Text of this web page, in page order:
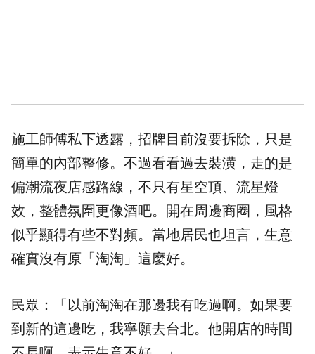
施工師傅私下透露，招牌目前沒要拆除，只是
簡單的內部整修。不過看看過去裝潢，走的是
偏潮流夜店感路線，不只有星空頂、流星燈
效，整體氛圍更像酒吧。開在周邊商圈，風格
似乎顯得有些不對頻。當地居民也坦言，生意
確實沒有原「淘淘」這麼好。
民眾：「以前淘淘在那邊我有吃過啊。如果要
到新的這邊吃，我寧願去台北。他開店的時間